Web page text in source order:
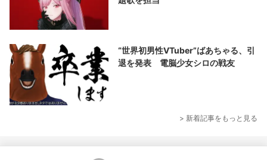
“世界初男性VTuber”ばあちゃる、引
退を発表 電脳少女シロの戦友
> 新着記事をもっと見る